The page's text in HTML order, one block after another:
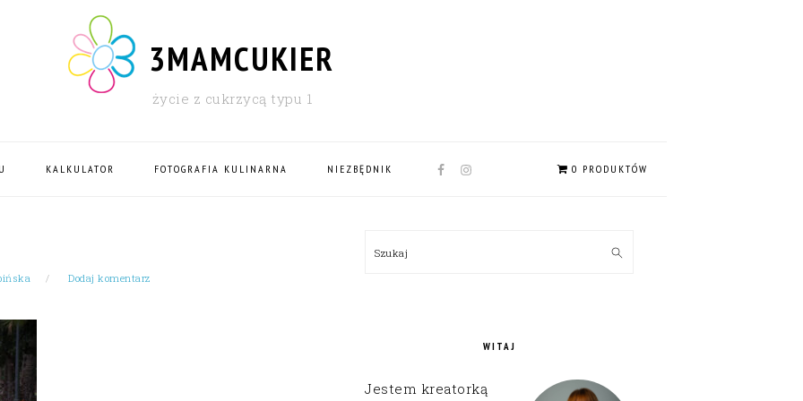
3MAMCUKIER
życie z cukrzycą typu 1
KALKULATOR FOTOGRAFIA KULINARNA NIEZBĘDNIK
NAV
0 PRODUKTÓW
Dodaj komentarz
SIDEBAR
Szukaj
WITAJ
Jestem kreatorką